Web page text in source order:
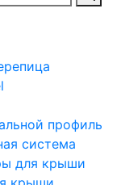
профиль
система
для крыши